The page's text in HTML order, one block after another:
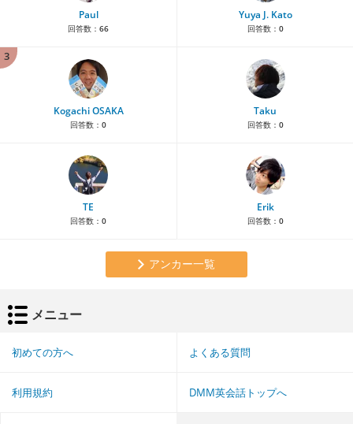
Paul
回答数： 66
Yuya J. Kato
回答数： 0
3
Kogachi OSAKA
回答数： 0
Taku
回答数： 0
TE
回答数： 0
Erik
回答数： 0
アンカー一覧
メニュー
初めての方へ よくある質問
利用規約 DMM英会話トップへ